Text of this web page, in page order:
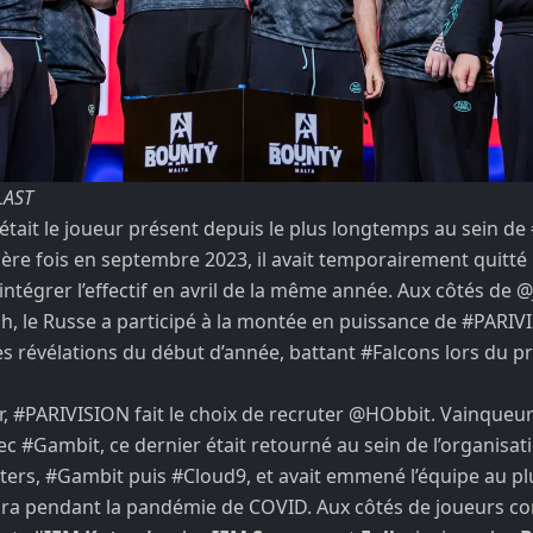
le joueur présent depuis le plus longtemps au sein de
fois en septembre 2023, il avait temporairement quitté
l’effectif en avril de la même année. Aux côtés de
, le Russe a participé à la montée en puissance de
révélations du début d’année, battant#Falcons lors du
#PARIVISION fait le choix de recruter @HObbit.
#Gambit, ce dernier était retourné au sein de
, #Gambit puis #Cloud9, et avait emmené l’équipe au
pendant la pandémie de COVID. Aux côtés de joueurs